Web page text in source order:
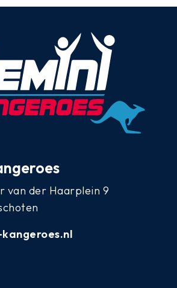
van der Haarplein 9